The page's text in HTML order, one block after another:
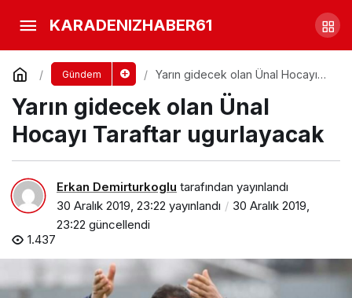
KARADENIZHABER61
Gündem
Yarın gidecek olan Ünal Hocayı
Yarın gidecek olan Ünal
Hocayı Taraftar ugurlayacak
Erkan Demirturkoglu tarafından yayınlandı
30 Aralık 2019, 23:22 yayınlandı
30 Aralık 2019,
23:22 güncellendi
1.437
Ünal Hoca Açıklama yaptı işte
detaylar
Yorum Yap